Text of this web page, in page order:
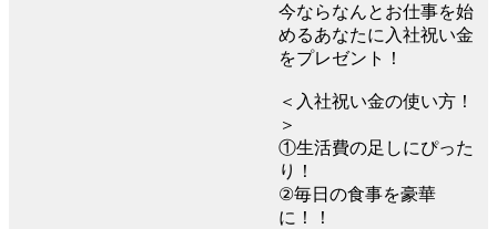
今ならなんとお仕事を始
めるあなたに入社祝い金
をプレゼント！
＜入社祝い金の使い方！
＞
①生活費の足しにぴった
り！
②毎日の食事を豪華
に！！